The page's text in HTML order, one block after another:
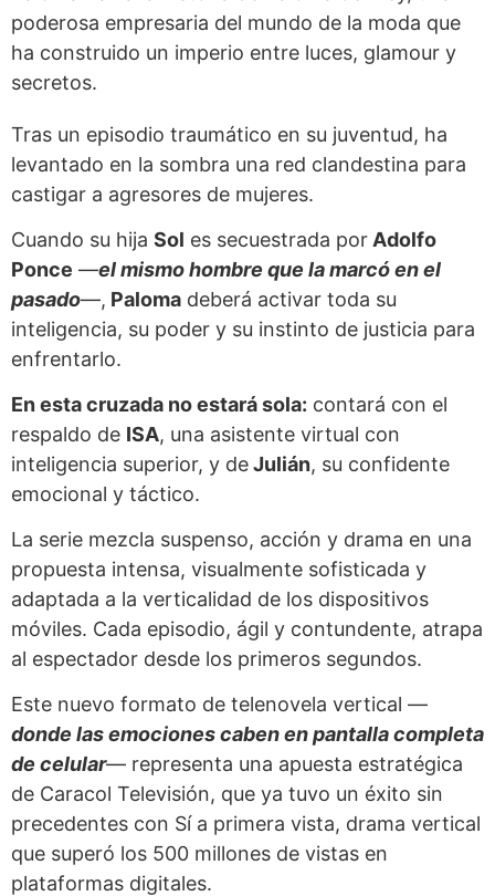
poderosa empresaria del mundo de la moda que
ha construido un imperio entre luces, glamour y
secretos.
Tras un episodio traumático en su juventud, ha
levantado en la sombra una red clandestina para
castigar a agresores de mujeres.
Cuando su hija Sol es secuestrada por Adolfo
Ponce —el mismo hombre que la marcó en el
pasado—, Paloma deberá activar toda su
inteligencia, su poder y su instinto de justicia para
enfrentarlo.
En esta cruzada no estará sola: contará con el
respaldo de ISA, una asistente virtual con
inteligencia superior, y deJulián, su confidente
emocional y táctico.
La serie mezcla suspenso, acción y drama en una
propuesta intensa, visualmente sofisticada y
adaptada a la verticalidad de los dispositivos
móviles. Cada episodio, ágil y contundente, atrapa
al espectador desde los primeros segundos.
Este nuevo formato de telenovela vertical —
donde las emociones caben en pantalla completa
de celular— representa una apuesta estratégica
de Caracol Televisión, que ya tuvo un éxito sin
precedentes con Sí a primera vista, drama vertical
que superó los 500 millones de vistas en
plataformas digitales.